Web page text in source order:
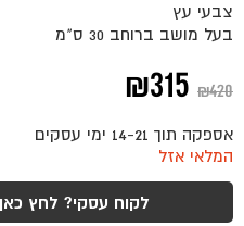
צבעי עץ
בעל מושב ברוחב 30 ס"מ
₪420
המחיר
המקורי
היה:
₪420.
₪315
הנוכחי
₪315.
אספקה תוך 14-21 ימי עסקים
המלאי אזל
לקוח עסקי? לחץ